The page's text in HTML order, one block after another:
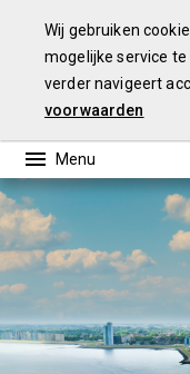
Wij gebruiken
mogelijke service te
verder navigeert
voorwaarden